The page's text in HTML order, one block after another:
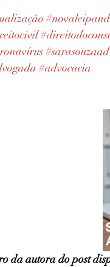
#advocacia
da autora do post